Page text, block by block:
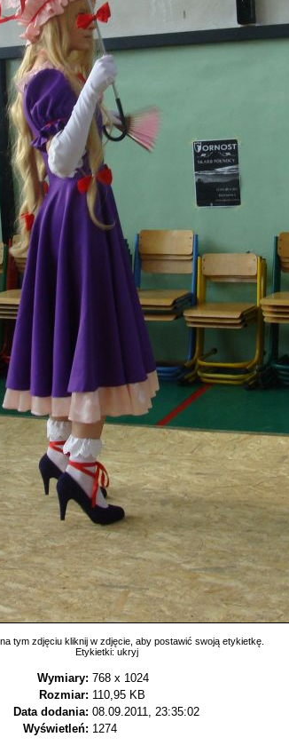
tym zdjęciu kliknij w zdjęcie, aby postawić swoją etykietkę.
Etykietki: ukryj
Wymiary: 768 x 1024
Rozmiar: 110,95 KB
Data dodania: 08.09.2011, 23:35:02
Wyświetleń: 1274